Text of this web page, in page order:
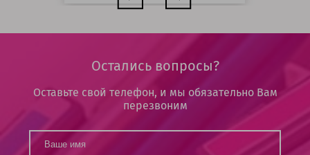
Остались вопросы?
Оставьте свой телефон, и мы обязательно Вам
перезвоним